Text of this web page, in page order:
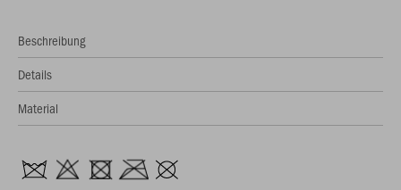
Beschreibung
Details
Material